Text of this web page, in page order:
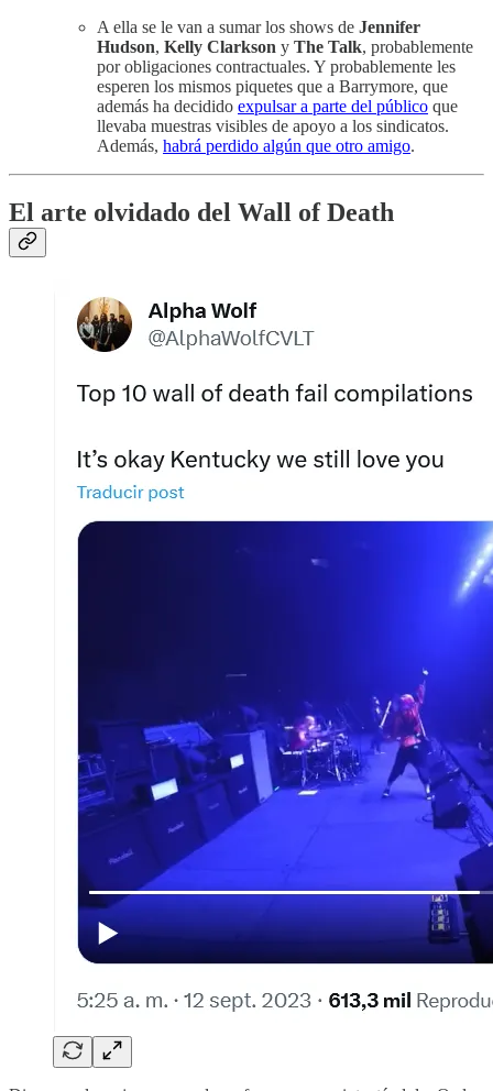
A ella se le van a sumar los shows de Jennifer
Hudson, Kelly Clarkson y The Talk, probablemente
por obligaciones contractuales. Y probablemente les
esperen los mismos piquetes que a Barrymore, que
además ha decidido expulsar a parte del público que
llevaba muestras visibles de apoyo a los sindicatos.
Además, habrá perdido algún que otro amigo.
El arte olvidado del Wall of Death